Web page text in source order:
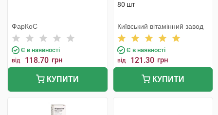
ФарКоС
Є в наявності
від 118.70 грн
КУПИТИ
80 шт
Київський вітамінний завод
Є в наявності
від 121.30 грн
КУПИТИ